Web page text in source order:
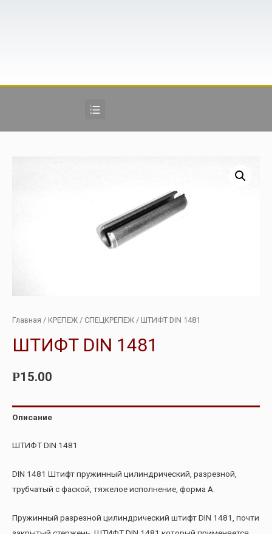
Главная / КРЕПЕЖ / СПЕЦКРЕПЕЖ / ШТИФТ DIN 1481
ШТИФТ DIN 1481
Р15.00
Описание
ШТИФТ DIN 1481
DIN 1481 Штифт пружинный цилиндрический, разрезной,
трубчатый с фаской, тяжелое исполнение, форма А.
Пружинный разрезной цилиндрический штифт DIN 1481, почти